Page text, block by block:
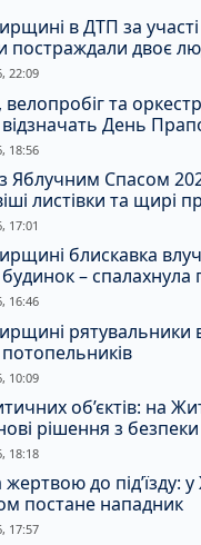
в ДТП за
постраждали двоє
22:09
та
День
18:56
Яблучним Спасом
листівки та щирі
17:01
блискавка
–
16:46
рятувальники
10:09
об’єктів: на
рішення з безпеки
18:18
до під’їзду:
постане нападник
17:57